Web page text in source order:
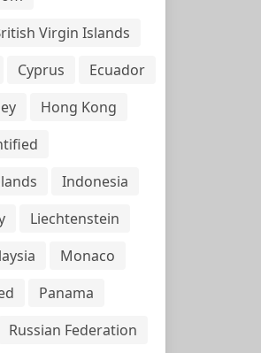
Virgin Islands
Cyprus
Ecuador
Hong Kong
Indonesia
Liechtenstein
Monaco
Panama
Russian Federation